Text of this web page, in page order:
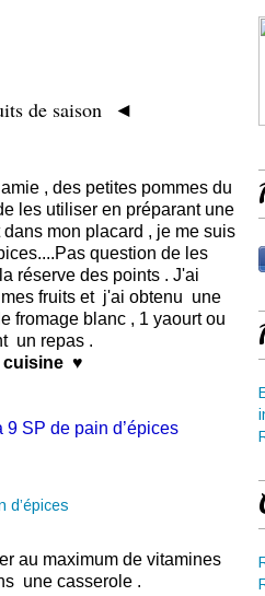
de saison ◄
, des petites pommes du
les utiliser en préparant une
mon placard , je me suis
question de les
réserve des points . J'ai
fruits et j'ai obtenu une
fromage blanc , 1 yaourt ou
un repas .
cuisine ♥
SP de pain d’épices
au maximum de vitamines
une casserole .